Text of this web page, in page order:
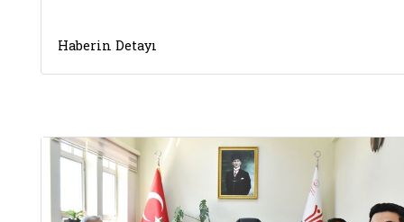
Haberin Detayı